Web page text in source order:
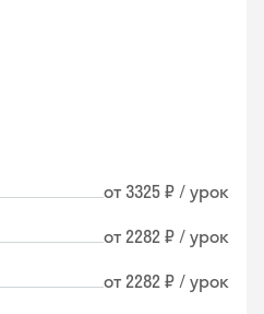
от 3325 ₽ / урок
от 2282 ₽ / урок
от 2282 ₽ / урок